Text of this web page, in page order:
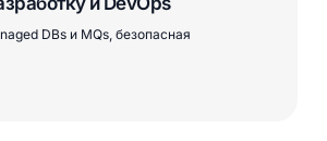
DBs и MQs, безопасная